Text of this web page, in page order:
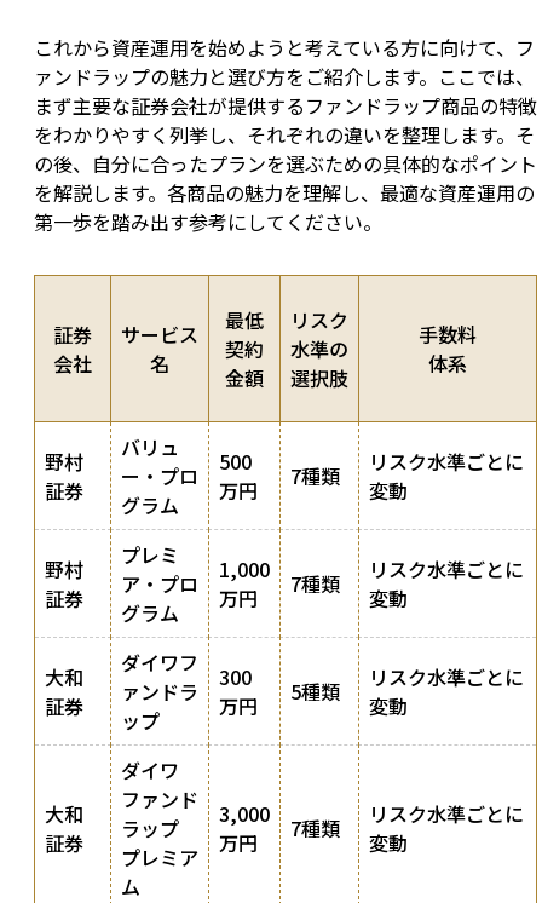
これから資産運用を始めようと考えている方に向けて、フ
ァンドラップの魅力と選び方をご紹介します。ここでは、
まず主要な証券会社が提供するファンドラップ商品の特徴
をわかりやすく列挙し、それぞれの違いを整理します。そ
の後、自分に合ったプランを選ぶための具体的なポイント
を解説します。各商品の魅力を理解し、最適な資産運用の
第一歩を踏み出す参考にしてください。
証券
会社
サービス
名
最低
契約
金額
リスク
水準の
選択肢
手数料
体系
野村
証券
バリュ
ー・プロ
グラム
500
万円
7種類
リスク水準ごとに
変動
野村
証券
プレミ
ア・プロ
グラム
1,000
万円
7種類
リスク水準ごとに
変動
大和
証券
ダイワフ
ァンドラ
ップ
300
万円
5種類
リスク水準ごとに
変動
大和
証券
ダイワ
ファンド
ラップ
プレミア
ム
3,000
万円
7種類
リスク水準ごとに
変動